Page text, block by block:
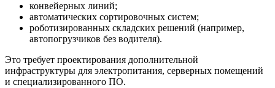
конвейерных линий;
автоматических сортировочных систем;
роботизированных складских решений (например,
автопогрузчиков без водителя).
Это требует проектирования дополнительной
инфраструктуры для электропитания, серверных помещений
и специализированного ПО.